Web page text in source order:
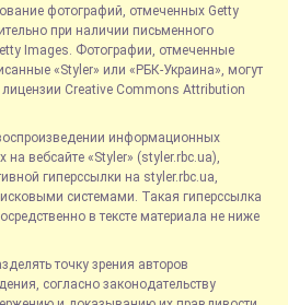
фотографий, отмеченных Getty
при наличии письменного
Images. Фотографии, отмеченные
«Styler» или «РБК-Украина», могут
лицензии Creative Commons Attribution
информационных
вебсайте «Styler» (styler.rbc.ua),
гиперссылки на styler.rbc.ua,
системами. Такая гиперссылка
в тексте материала не ниже
точку зрения авторов
согласно законодательству